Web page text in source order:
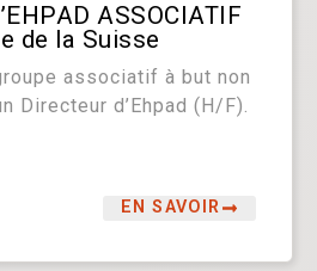
ASSOCIATIF
de la Suisse
associatif à but non
Directeur d’Ehpad (H/F).
EN SAVOIR